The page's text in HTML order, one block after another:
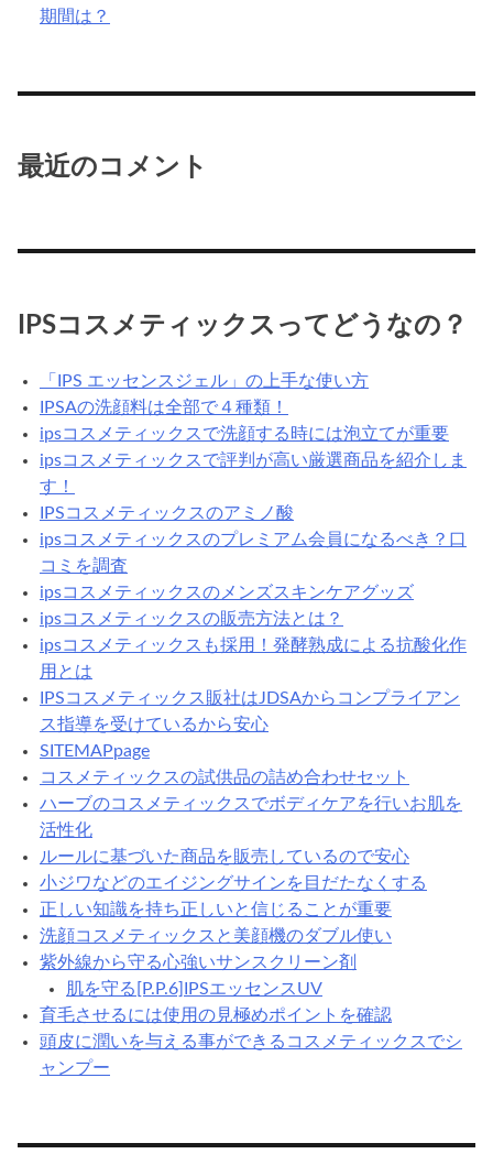
期間は？
最近のコメント
IPSコスメティックスってどうなの？
「IPS エッセンスジェル」の上手な使い方
IPSAの洗顔料は全部で４種類！
ipsコスメティックスで洗顔する時には泡立てが重要
ipsコスメティックスで評判が高い厳選商品を紹介しま
す！
IPSコスメティックスのアミノ酸
ipsコスメティックスのプレミアム会員になるべき？口
コミを調査
ipsコスメティックスのメンズスキンケアグッズ
ipsコスメティックスの販売方法とは？
ipsコスメティックスも採用！発酵熟成による抗酸化作
用とは
IPSコスメティックス販社はJDSAからコンプライアン
ス指導を受けているから安心
SITEMAPpage
コスメティックスの試供品の詰め合わせセット
ハーブのコスメティックスでボディケアを行いお肌を
活性化
ルールに基づいた商品を販売しているので安心
小ジワなどのエイジングサインを目だたなくする
正しい知識を持ち正しいと信じることが重要
洗顔コスメティックスと美顔機のダブル使い
紫外線から守る心強いサンスクリーン剤
肌を守る[P.P.6]IPSエッセンスUV
育毛させるには使用の見極めポイントを確認
頭皮に潤いを与える事ができるコスメティックスでシ
ャンプー